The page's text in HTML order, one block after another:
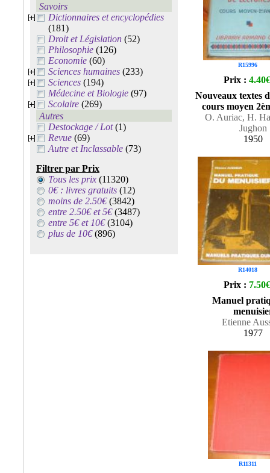
Savoirs
Dictionnaires et encyclopédies
(181)
Droit et Législation (52)
Philosophie (126)
Economie (60)
Sciences humaines (233)
Sciences (194)
Médecine et Biologie (97)
Scolaire (269)
Autres
Destockage / Lot(1)
Revue (69)
Autre et Inclassable (73)
Filtrer par Prix
Tous les prix (11320)
0€ : livres gratuits (12)
moins de 2.50€(3842)
entre 2.50€ et 5€(3487)
entre 5€ et 10€(3104)
plus de 10€(896)
R15996
Prix : 4.40€
Nouveaux textes
cours moyen
O. Auriac, H.
Jughon
1950
R14018
Prix : 7.50€
Manuel
Etienne
1977
R11311